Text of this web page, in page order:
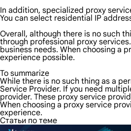
In addition, specialized proxy
You can select residential IP
Overall, although there is no such
through professional proxy
business needs. When choosing a
experience possible.
To summarize
While there is no such thing as a
Service Provider. If you need
provider. These proxy service
When choosing a proxy service
experience.
Статьи по теме